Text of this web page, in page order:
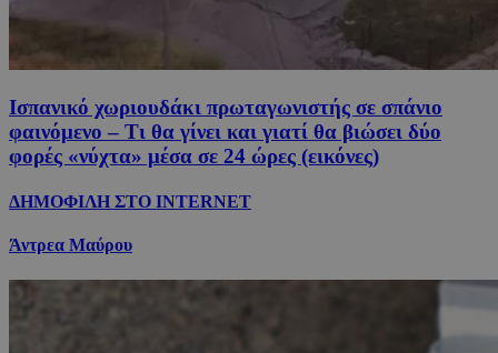
Ισπανικό χωριουδάκι πρωταγωνιστής σε σπάνιο
φαινόμενο – Τι θα γίνει και γιατί θα βιώσει δύο
φορές «νύχτα» μέσα σε 24 ώρες (εικόνες)
ΔΗΜΟΦΙΛΗ ΣΤΟ INTERNET
Άντρεα Μαύρου